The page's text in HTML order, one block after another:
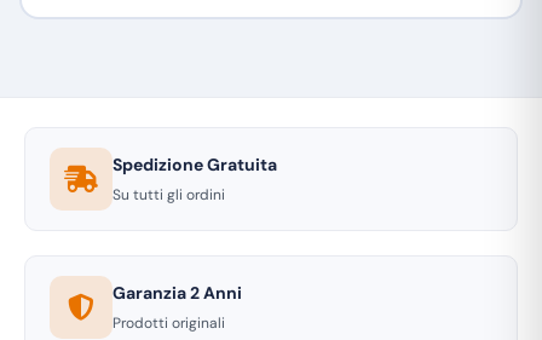
Spedizione Gratuita
Su tutti gli ordini
Garanzia 2 Anni
Prodotti originali